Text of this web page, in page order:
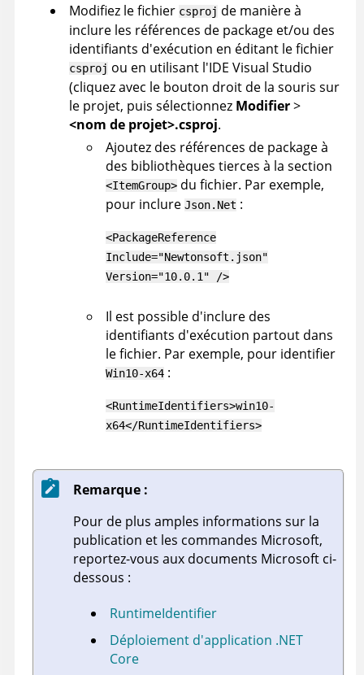
Modifiez le fichier csproj de manière à
inclure les références de package et/ou des
identifiants d'exécution en éditant le fichier
csproj ou en utilisant l'IDE Visual Studio
(cliquez avec le bouton droit de la souris sur
le projet, puis sélectionnez Modifier>
<nom de projet>.csproj.
Ajoutez des références de package à
des bibliothèques tierces à la section
<ItemGroup> du fichier. Par exemple,
pour inclure Json.Net :
<PackageReference
Include="Newtonsoft.json"
Version="10.0.1" />
Il est possible d'inclure des
identifiants d'exécution partout dans
le fichier. Par exemple, pour identifier
Win10-x64 :
<RuntimeIdentifiers>win10-
x64</RuntimeIdentifiers>
Remarque :
Pour de plus amples informations sur la
publication et les commandes Microsoft,
reportez-vous aux documents Microsoft ci-
dessous :
RuntimeIdentifier
Déploiement d'application .NET
Core